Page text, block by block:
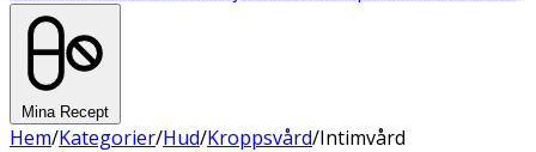
Mina Recept
Hem/Kategorier/Hud/Kroppsvård/Intimvård